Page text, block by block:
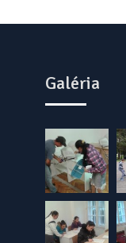
Galéria